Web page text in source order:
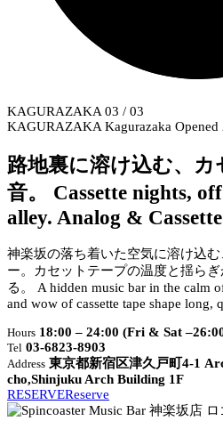
KAGURAZAKA 03 / 03
KAGURAZAKA Kagurazaka Opened
路地裏に溶け込む、
音。
Cassette nights,
alley. Analog &
神楽坂の落ち着いた空気に溶け込
ー。カセットテープの温度と揺ら
る。
A hidden music bar in the calm
and wow of cassette tape shape long,
Hours 18:00 – 24:00 (Fri & Sat
Tel 03-6823-8903
Address 東京都新宿区津久戸町4-1
cho,Shinjuku Arch Building 1F
RESERVEReserve